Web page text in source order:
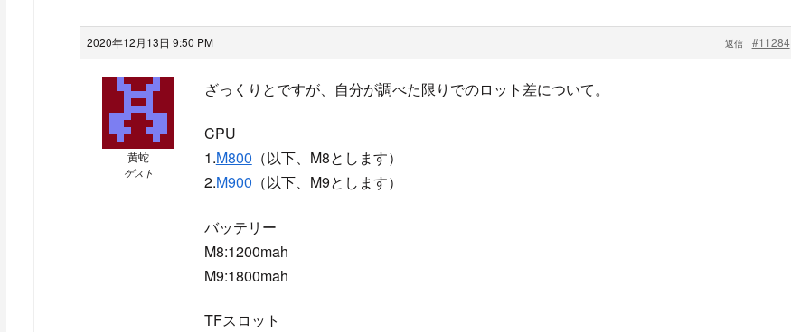
2020年12月13日 9:50 PM #11284
返信
黄蛇
ゲスト
ざっくりとですが、自分が調べた限りでのロット差について。
CPU
1.M800 （以下、M8とします）
2.M900 （以下、M9とします）
バッテリー
M8:1200mah
M9:1800mah
TFスロット